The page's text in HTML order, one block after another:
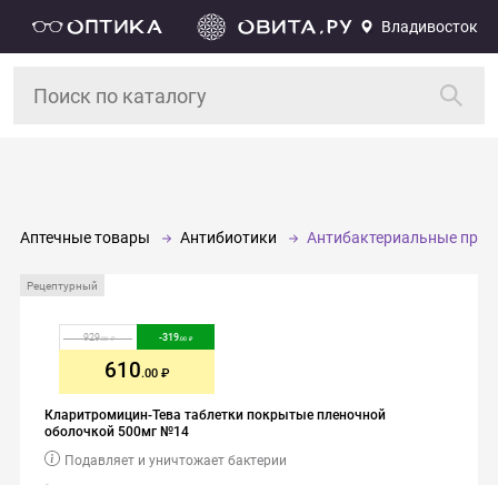
Владивосток
Аптечные товары Антибиотики Антибактериальные
Рецептурный
Кларитромицин-Тева таблетки покрытые пленочной
оболочкой 500мг №14
Подавляет и уничтожает бактерии
929.00 -319.00
610.00